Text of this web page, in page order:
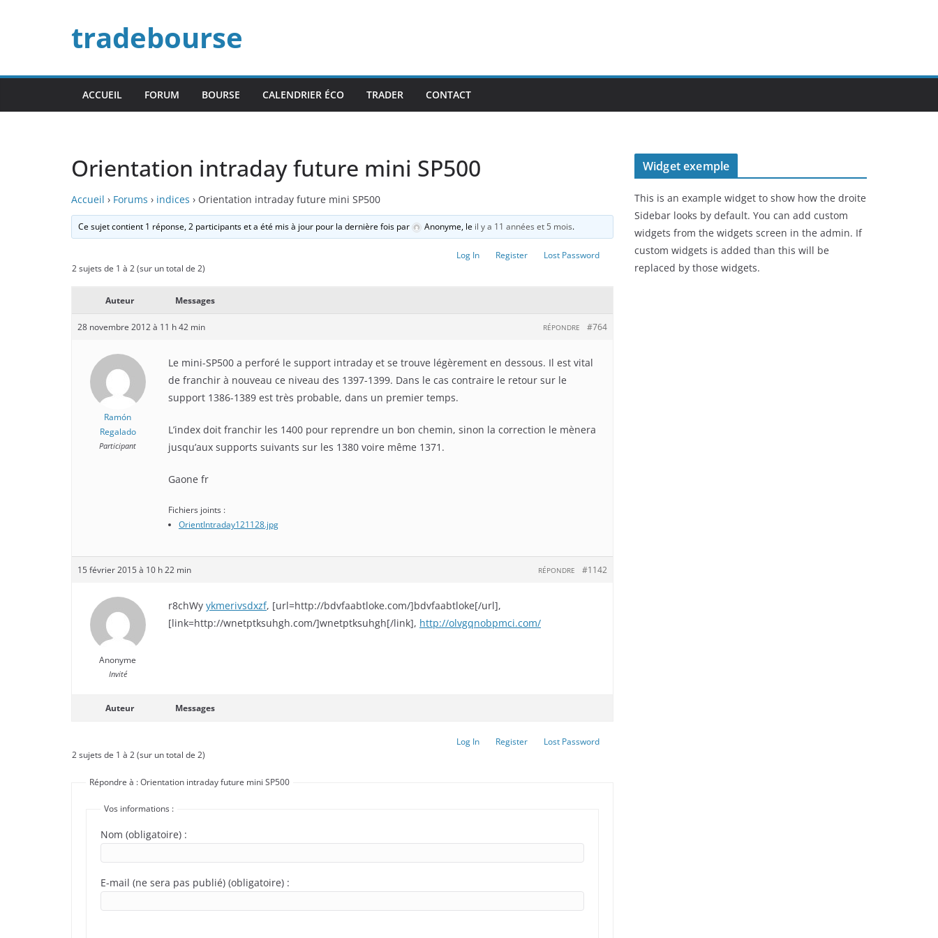
tradebourse
ACCUEIL FORUM BOURSE CALENDRIER ÉCO TRADER CONTACT
Orientation intraday future mini SP500
Accueil › Forums › indices › Orientation intraday future mini SP500
Ce sujet contient 1 réponse, 2 participants et a été mis à jour pour la dernière fois par Anonyme, le il y a 11 années et 5 mois.
Log In Register
Lost Password
2 sujets de 1 à 2 (sur un total de 2)
Auteur Messages
28 novembre 2012 à 11 h 42 min #764
RÉPONDRE
Ramón
Regalado
Participant
Le mini-SP500 a perforé le support intraday et se trouve légèrement en dessous. Il est vital
de franchir à nouveau ce niveau des 1397-1399. Dans le cas contraire le retour sur le
support 1386-1389 est très probable, dans un premier temps.
L’index doit franchir les 1400 pour reprendre un bon chemin, sinon la correction le mènera
jusqu’aux supports suivants sur les 1380 voire même 1371.
Gaone fr
Fichiers joints :
OrientIntraday121128.jpg
15 février 2015 à 10 h 22 min #1142
RÉPONDRE
Anonyme
Invité
r8chWy ykmerivsdxzf, [url=http://bdvfaabtloke.com/]bdvfaabtloke[/url],
[link=http://wnetptksuhgh.com/]wnetptksuhgh[/link], http://olvgqnobpmci.com/
Auteur Messages
Log In Register
Lost Password
2 sujets de 1 à 2 (sur un total de 2)
Répondre à : Orientation intraday future mini SP500
Vos informations :
Nom (obligatoire) :
E-mail (ne sera pas publié) (obligatoire) :
Widget exemple
This is an example widget to show how the droite
Sidebar looks by default. You can add custom
widgets from the widgets screen in the admin. If
custom widgets is added than this will be
replaced by those widgets.